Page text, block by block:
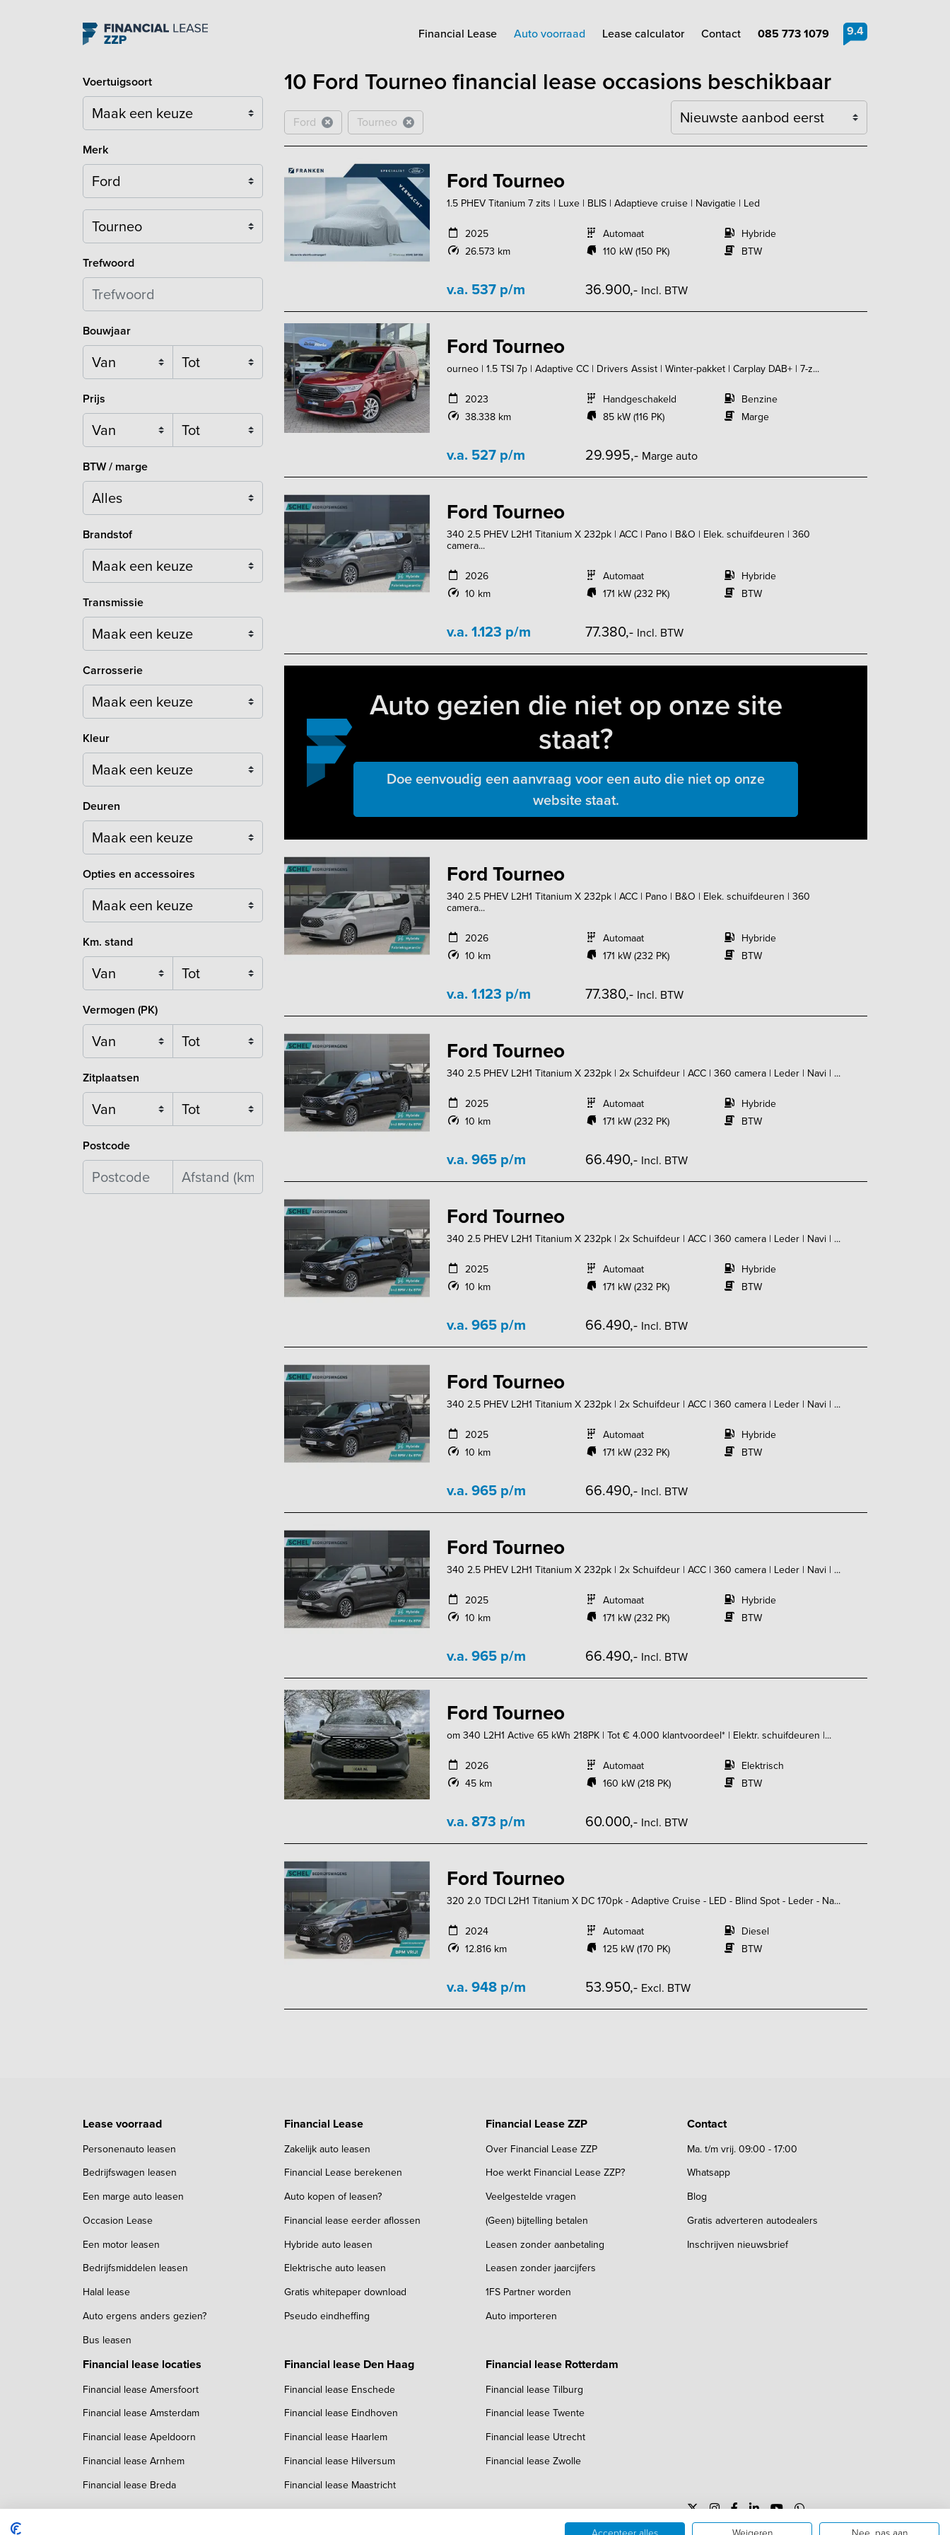
Navigation 9.4
Financial Lease Auto voorraad Lease calculator Contact 085 773 1079
Voertuigsoort
Merk
Model
Trefwoord
Bouwjaar
Prijs
BTW / marge
Brandstof
Maak een keuze
Transmissie
Carrosserie
Maak een keuze
Kleur
Maak een keuze
Deuren
Maak een keuze
Opties en accessoires
Maak een keuze
Km. stand
Vermogen (PK)
Zitplaatsen
Postcode
10 Ford Tourneo financial lease occasions beschikbaar
Ford Tourneo
Sortering
Ford Tourneo
1.5 PHEV Titanium 7 zits | Luxe | BLIS | Adaptieve cruise | Navigatie | Led
2025
26.573 km
Automaat
110 kW (150 PK)
Hybride
BTW
v.a. 537 p/m 36.900,- Incl. BTW
Ford Tourneo
ourneo | 1.5 TSI 7p | Adaptive CC | Drivers Assist | Winter-pakket | Carplay DAB+ | 7-z...
2023
38.338 km
Handgeschakeld
85 kW (116 PK)
Benzine
Marge
v.a. 527 p/m 29.995,- Marge auto
Ford Tourneo
340 2.5 PHEV L2H1 Titanium X 232pk | ACC | Pano | B&O | Elek. schuifdeuren | 360
camera...
2026
10 km
Automaat
171 kW (232 PK)
Hybride
BTW
v.a. 1.123 p/m 77.380,- Incl. BTW
Auto gezien die niet op onze site
staat?
Doe eenvoudig een aanvraag voor een auto die niet op onze
website staat.
Ford Tourneo
340 2.5 PHEV L2H1 Titanium X 232pk | ACC | Pano | B&O | Elek. schuifdeuren | 360
camera...
2026
10 km
Automaat
171 kW (232 PK)
Hybride
BTW
v.a. 1.123 p/m 77.380,- Incl. BTW
Ford Tourneo
340 2.5 PHEV L2H1 Titanium X 232pk | 2x Schuifdeur | ACC | 360 camera | Leder | Navi | ...
2025
10 km
Automaat
171 kW (232 PK)
Hybride
BTW
v.a. 965 p/m 66.490,- Incl. BTW
Ford Tourneo
340 2.5 PHEV L2H1 Titanium X 232pk | 2x Schuifdeur | ACC | 360 camera | Leder | Navi | ...
2025
10 km
Automaat
171 kW (232 PK)
Hybride
BTW
v.a. 965 p/m 66.490,- Incl. BTW
Ford Tourneo
340 2.5 PHEV L2H1 Titanium X 232pk | 2x Schuifdeur | ACC | 360 camera | Leder | Navi | ...
2025
10 km
Automaat
171 kW (232 PK)
Hybride
BTW
v.a. 965 p/m 66.490,- Incl. BTW
Ford Tourneo
340 2.5 PHEV L2H1 Titanium X 232pk | 2x Schuifdeur | ACC | 360 camera | Leder | Navi | ...
2025
10 km
Automaat
171 kW (232 PK)
Hybride
BTW
v.a. 965 p/m 66.490,- Incl. BTW
Ford Tourneo
om 340 L2H1 Active 65 kWh 218PK | Tot € 4.000 klantvoordeel* | Elektr. schuifdeuren |...
2026
45 km
Automaat
160 kW (218 PK)
Elektrisch
BTW
v.a. 873 p/m 60.000,- Incl. BTW
Ford Tourneo
320 2.0 TDCI L2H1 Titanium X DC 170pk - Adaptive Cruise - LED - Blind Spot - Leder - Na...
2024
12.816 km
Automaat
125 kW (170 PK)
Diesel
BTW
v.a. 948 p/m 53.950,- Excl. BTW
Lease voorraad
Personenauto leasen
Bedrijfswagen leasen
Een marge auto leasen
Occasion Lease
Een motor leasen
Bedrijfsmiddelen leasen
Halal lease
Auto ergens anders gezien?
Bus leasen
Financial Lease
Zakelijk auto leasen
Financial Lease berekenen
Auto kopen of leasen?
Financial lease eerder aflossen
Hybride auto leasen
Elektrische auto leasen
Gratis whitepaper download
Pseudo eindheffing
Financial Lease ZZP
Over Financial Lease ZZP
Hoe werkt Financial Lease ZZP?
Veelgestelde vragen
(Geen) bijtelling betalen
Leasen zonder aanbetaling
Leasen zonder jaarcijfers
1FS Partner worden
Auto importeren
Contact
Ma. t/m vrij. 09:00 - 17:00
Whatsapp
Blog
Gratis adverteren autodealers
Inschrijven nieuwsbrief
Financial lease locaties
Financial lease Amersfoort
Financial lease Amsterdam
Financial lease Apeldoorn
Financial lease Arnhem
Financial lease Breda
Financial lease Den Haag
Financial lease Enschede
Financial lease Eindhoven
Financial lease Haarlem
Financial lease Hilversum
Financial lease Maastricht
Financial lease Rotterdam
Financial lease Tilburg
Financial lease Twente
Financial lease Utrecht
Financial lease Zwolle